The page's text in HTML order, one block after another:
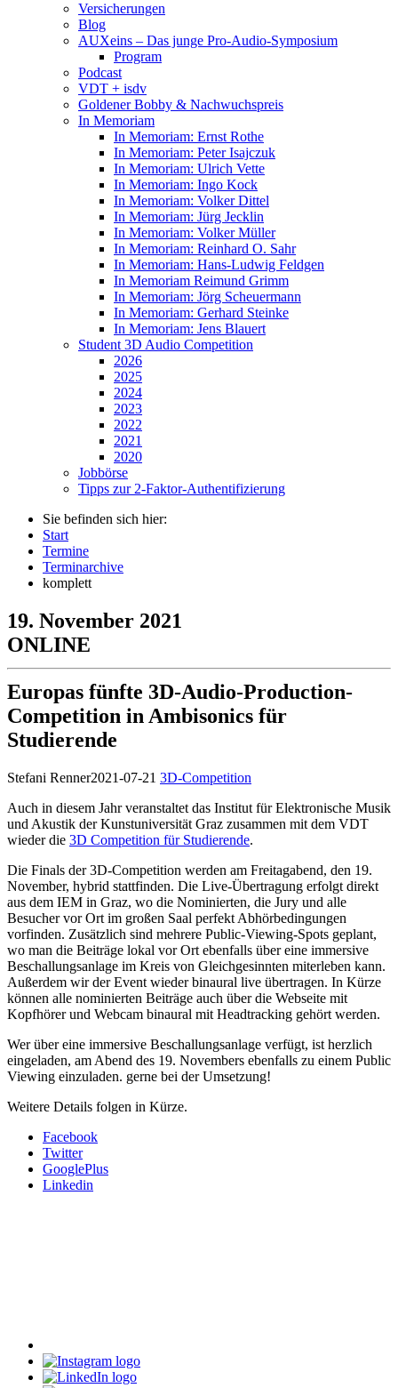
Versicherungen
Blog
AUXeins – Das junge Pro-Audio-Symposium
Program
Podcast
VDT + isdv
Goldener Bobby & Nachwuchspreis
In Memoriam
In Memoriam: Ernst Rothe
In Memoriam: Peter Isajczuk
In Memoriam: Ulrich Vette
In Memoriam: Ingo Kock
In Memoriam: Volker Dittel
In Memoriam: Jürg Jecklin
In Memoriam: Volker Müller
In Memoriam: Reinhard O. Sahr
In Memoriam: Hans-Ludwig Feldgen
In Memoriam Reimund Grimm
In Memoriam: Jörg Scheuermann
In Memoriam: Gerhard Steinke
In Memoriam: Jens Blauert
Student 3D Audio Competition
2026
2025
2024
2023
2022
2021
2020
Jobbörse
Tipps zur 2-Faktor-Authentifizierung
Sie befinden sich hier:
Start
Termine
Terminarchive
komplett
19. November 2021
ONLINE
Europas fünfte 3D-Audio-Production-
Competition in Ambisonics für
Studierende
Stefani Renner2021-07-21 3D-Competition
Auch in diesem Jahr veranstaltet das Institut für Elektronische Musik
und Akustik der Kunstuniversität Graz zusammen mit dem VDT
wieder die 3D Competition für Studierende.
Die Finals der 3D-Competition werden am Freitagabend, den 19.
November, hybrid stattfinden. Die Live-Übertragung erfolgt direkt
aus dem IEM in Graz, wo die Nominierten, die Jury und alle
Besucher vor Ort im großen Saal perfekt Abhörbedingungen
vorfinden. Zusätzlich sind mehrere Public-Viewing-Spots geplant,
wo man die Beiträge lokal vor Ort ebenfalls über eine immersive
Beschallungsanlage im Kreis von Gleichgesinnten miterleben kann.
Außerdem wir der Event wieder binaural live übertragen. In Kürze
können alle nominierten Beiträge auch über die Webseite mit
Kopfhörer und Webcam binaural mit Headtracking gehört werden.
Wer über eine immersive Beschallungsanlage verfügt, ist herzlich
eingeladen, am Abend des 19. Novembers ebenfalls zu einem Public
Viewing einzuladen. gerne bei der Umsetzung!
Weitere Details folgen in Kürze.
Facebook
Twitter
GooglePlus
Linkedin